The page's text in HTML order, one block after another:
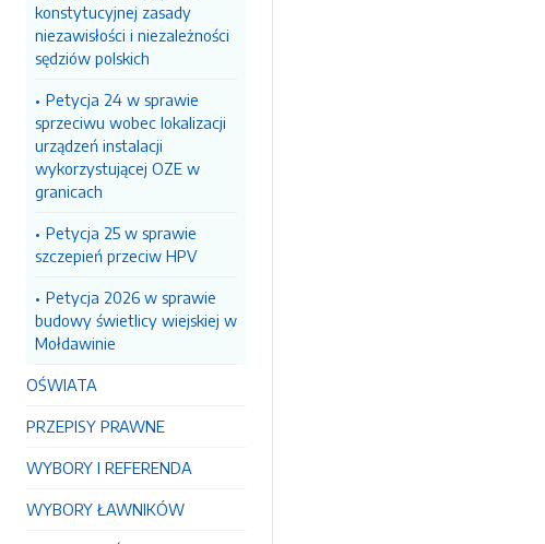
konstytucyjnej zasady
niezawisłości i niezależności
sędziów polskich
Petycja 24 w sprawie
sprzeciwu wobec lokalizacji
urządzeń instalacji
wykorzystującej OZE w
granicach
Petycja 25 w sprawie
szczepień przeciw HPV
Petycja 2026 w sprawie
budowy świetlicy wiejskiej w
Mołdawinie
OŚWIATA
PRZEPISY PRAWNE
WYBORY I REFERENDA
WYBORY ŁAWNIKÓW